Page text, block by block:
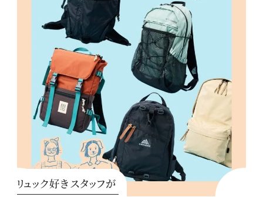
リュック好きスタッフが